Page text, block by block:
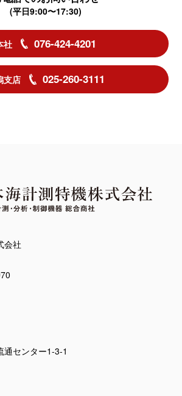
(平日9:00〜17:30)
社 076-424-4201
支店 025-260-3111
会社
通センター1-3-1